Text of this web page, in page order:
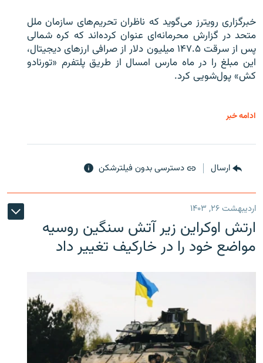
خبرگزاری رویترز می‌گوید که ناظران تحریم‌های سازمان ملل
متحد در گزارش محرمانه‌ای عنوان کرده‌اند که کره شمالی
پس از سرقت ۱۴۷.۵ میلیون دلار از صرافی ارزهای دیجیتال،
این مبلغ را در ماه مارس امسال از طریق پلتفرم «تورنادو
کش» پول‌شویی کرد.
ادامه خبر
ارسال دسترسی بدون فیلترشکن
اردیبهشت ۲۶, ۱۴۰۳
ارتش اوکراین زیر آتش سنگین روسیه
مواضع خود را در خارکیف تغییر داد